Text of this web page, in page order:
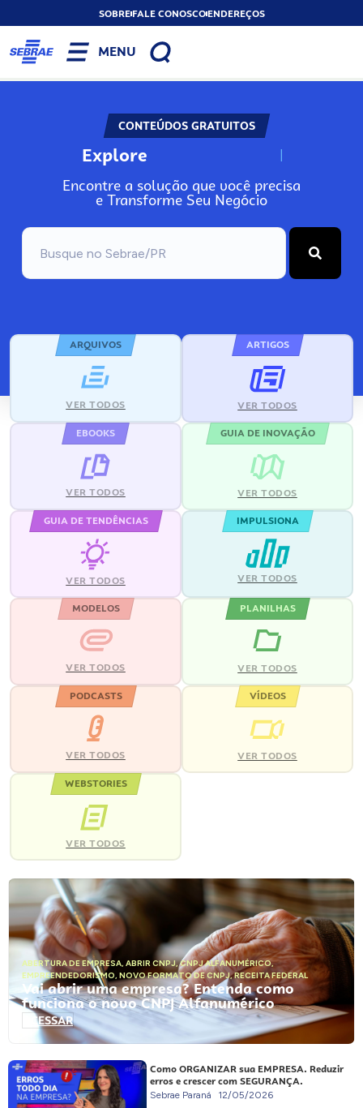
SOBREFALE CONOSCOENDEREÇOS
MENU
CONTEÚDOS GRATUITOS
Explore N
Encontre a solução que você precisa
e Transforme Seu Negócio
ARQUIVOS
VER TODOS
ARTIGOS
VER TODOS
EBOOKS
VER TODOS
GUIA DE INOVAÇÃO
VER TODOS
GUIA DE TENDÊNCIAS
VER TODOS
IMPULSIONA
VER TODOS
MODELOS
VER TODOS
PLANILHAS
VER TODOS
PODCASTS
VER TODOS
VÍDEOS
VER TODOS
WEBSTORIES
VER TODOS
ABERTURA DE EMPRESA, ABRIR CNPJ,CNPJ ALFANUMÉRICO,
EMPREENDEDORISMO, NOVO FORMATO DE CNPJ,RECEITA FEDERAL
Vai abrir uma empresa? Entenda como
funciona o novo CNPJ Alfanumérico
ACESSAR
Como ORGANIZAR sua EMPRESA. Reduzir
erros e crescer com SEGURANÇA.
Sebrae Paraná 12/05/2026